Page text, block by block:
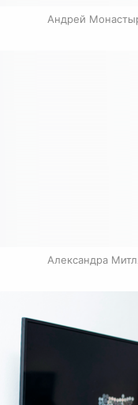
Андрей
Александра